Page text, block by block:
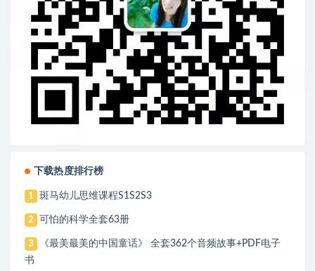
下载热度排行榜
1 斑马幼儿思维课程S1S2S3
2 可怕的科学全套63册
3
《最美最美的中国童话》 全套362个音频故事+PDF电子
书